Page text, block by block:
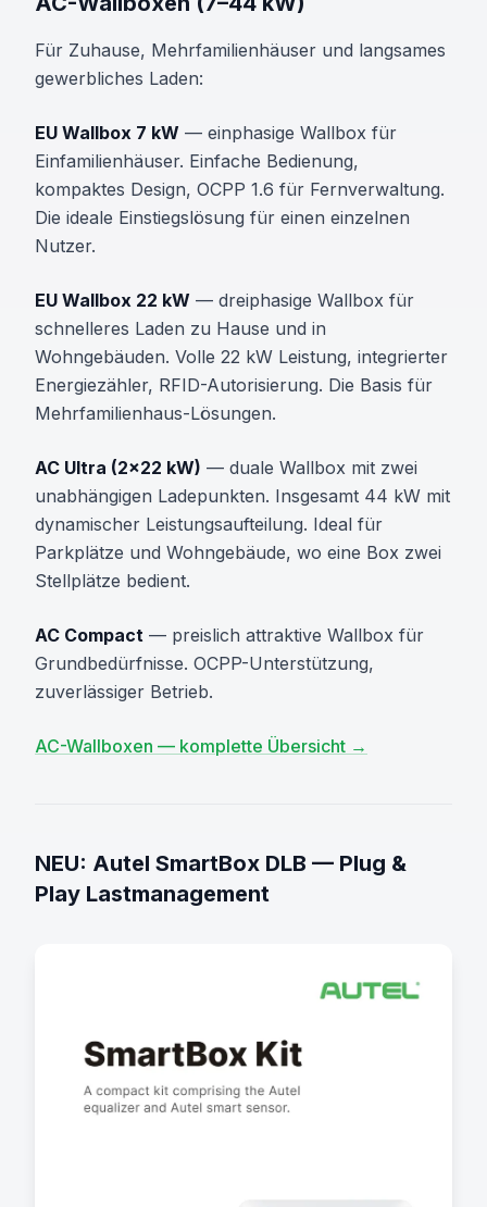
Für Zuhause, Mehrfamilienhäuser und langsames
gewerbliches Laden:
EU Wallbox 7 kW — einphasige Wallbox für
Einfamilienhäuser. Einfache Bedienung,
kompaktes Design, OCPP 1.6 für Fernverwaltung.
Die ideale Einstiegslösung für einen einzelnen
Nutzer.
EU Wallbox 22 kW — dreiphasige Wallbox für
schnelleres Laden zu Hause und in
Wohngebäuden. Volle 22 kW Leistung, integrierter
Energiezähler, RFID-Autorisierung. Die Basis für
Mehrfamilienhaus-Lösungen.
AC Ultra (2×22 kW) — duale Wallbox mit zwei
unabhängigen Ladepunkten. Insgesamt 44 kW mit
dynamischer Leistungsaufteilung. Ideal für
Parkplätze und Wohngebäude, wo eine Box zwei
Stellplätze bedient.
AC Compact — preislich attraktive Wallbox für
Grundbedürfnisse. OCPP-Unterstützung,
zuverlässiger Betrieb.
AC-Wallboxen — komplette Übersicht →
NEU: Autel SmartBox DLB — Plug &
Play Lastmanagement